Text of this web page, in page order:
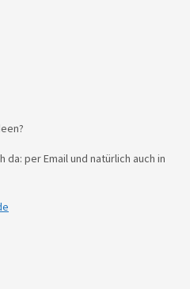
per Email und natürlich auch in